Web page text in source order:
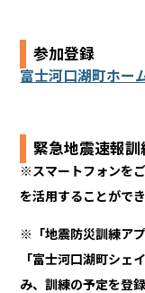
参加登録
富士河口湖町ホー
緊急地震速報訓
※スマートフォンを
を活用することができ
※「地震防災訓練ア
「富士河口湖町シェ
み、訓練の予定を登